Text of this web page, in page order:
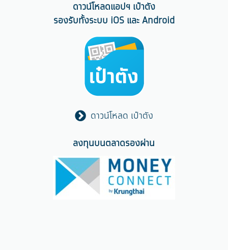
ดาวน์โหลดแอปฯ เป๋าตัง
รองรับทั้งระบบ iOS และ Android
ดาวน์โหลด เป๋าตัง
ลงทุนบนตลาดรองผ่าน